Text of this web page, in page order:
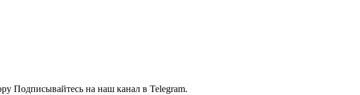
Подписывайтесь на наш канал в Telegram.